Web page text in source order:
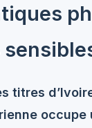
titres